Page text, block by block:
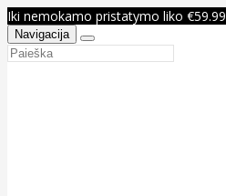
Iki nemokamo pristatymo liko €59.99
Navigacija